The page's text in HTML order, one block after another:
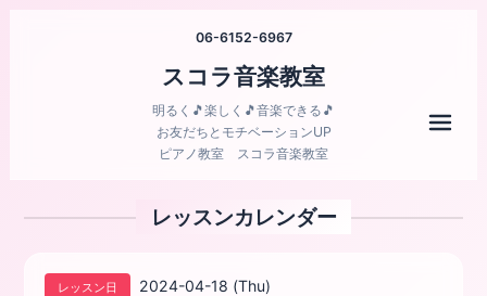
06-6152-6967
スコラ音楽教室
明るく🎵楽しく🎵音楽できる🎵
お友だちとモチベーションUP
ピアノ教室 スコラ音楽教室
レッスンカレンダー
レッスン日 2024-04-18 (Thu)